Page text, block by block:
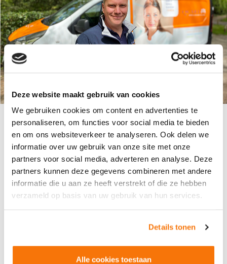
Deze website maakt gebruik van cookies
We gebruiken cookies om content en advertenties te
personaliseren, om functies voor social media te bieden
en om ons websiteverkeer te analyseren. Ook delen we
informatie over uw gebruik van onze site met onze
partners voor social media, adverteren en analyse. Deze
partners kunnen deze gegevens combineren met andere
informatie die u aan ze heeft verstrekt of die ze hebben
verzameld op basis van uw gebruik van hun services.
Details tonen
Alle cookies toestaan
KLANTBEOORDELING
9.0
Hoe klanten ons beoordelen?